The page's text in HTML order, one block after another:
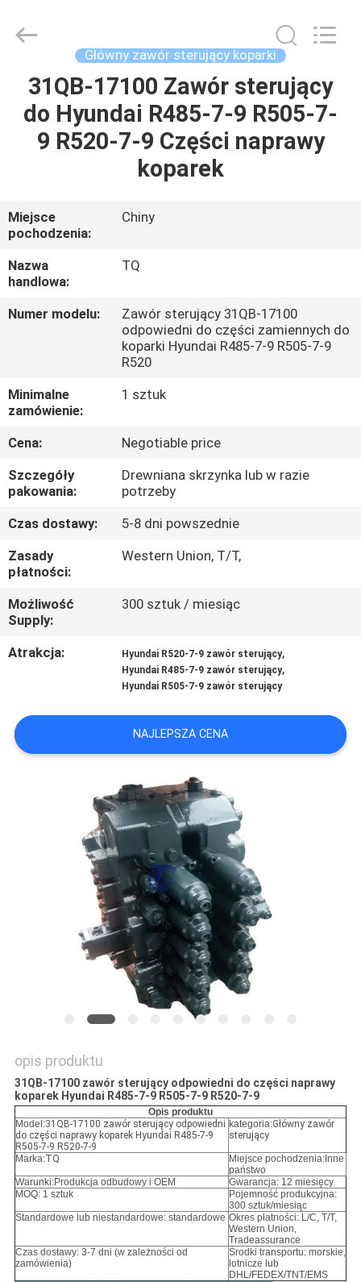
DOM
PRODUKTY
POKAZ
VR
O
WYCIECZKA
FABRYCE
KONTROLA
JAKOŚCI
SKONTAKTUJ
SIĘ
NAMI
AKTUALNOŚCI
PRZYPADKI
POPROSIĆ
WYCENĘ
SITEMAP
PRYWATNOŚCI
Machinery
Reserved.
Główny zawór sterujący koparki
31QB-17100 Zawór sterujący
do Hyundai R485-7-9 R505-7-
9 R520-7-9 Części naprawy
koparek
Miejsce
pochodzenia:
Chiny
Nazwa
handlowa:
TQ
Numer modelu:
Zawór sterujący 31QB-17100
odpowiedni do części zamiennych do
koparki Hyundai R485-7-9 R505-7-9
R520
Minimalne
zamówienie:
1 sztuk
Cena:
Negotiable price
Szczegóły
pakowania:
Drewniana skrzynka lub w razie
potrzeby
Czas dostawy:
5-8 dni powszednie
Zasady
płatności:
Western Union, T/T,
Możliwość
Supply:
300 sztuk / miesiąc
Atrakcja: Hyundai R520-7-9 zawór sterujący,
Hyundai R485-7-9 zawór sterujący,
Hyundai R505-7-9 zawór sterujący
NAJLEPSZA CENA
opis produktu
31QB-17100 zawór sterujący odpowiedni do części naprawy
koparek Hyundai R485-7-9 R505-7-9 R520-7-9
Opis produktu
Model:31QB-17100 zawór sterujący odpowiedni
do części naprawy koparek Hyundai R485-7-9
R505-7-9 R520-7-9
kategoria:Główny zawór
sterujący
Marka:TQ
Miejsce pochodzenia:Inne
państwo
Warunki:Produkcja odbudowy i OEM
Gwarancja: 12 miesięcy
MOQ: 1 sztuk
Pojemność produkcyjna:
300 sztuk/miesiąc
Standardowe lub niestandardowe: standardowe Okres płatności: L/C, T/T,
Western Union,
Tradeassurance
Czas dostawy: 3-7 dni (w zależności od
zamówienia)
Środki transportu: morskie,
lotnicze lub
DHL/FEDEX/TNT/EMS